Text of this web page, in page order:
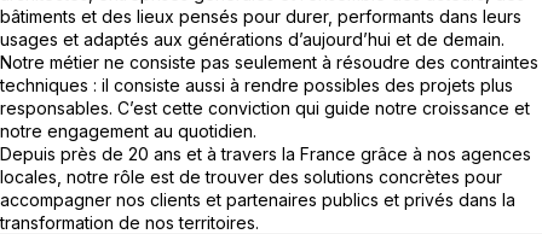
bâtiments et des lieux pensés pour durer, performants dans leurs
usages et adaptés aux générations d’aujourd’hui et de demain.
Notre métier ne consiste pas seulement à résoudre des contraintes
techniques : il consiste aussi à rendre possibles des projets plus
responsables. C’est cette conviction qui guide notre croissance et
notre engagement au quotidien.
Depuis près de 20 ans et à travers la France grâce à nos agences
locales, notre rôle est de trouver des solutions concrètes pour
accompagner nos clients et partenaires publics et privés dans la
transformation de nos territoires.